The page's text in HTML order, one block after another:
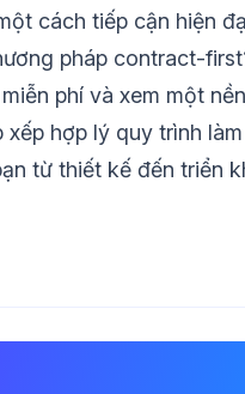
cách tiếp cận hiện
pháp contract-
phí và xem một
xếp hợp lý quy trình
từ thiết kế đến triển